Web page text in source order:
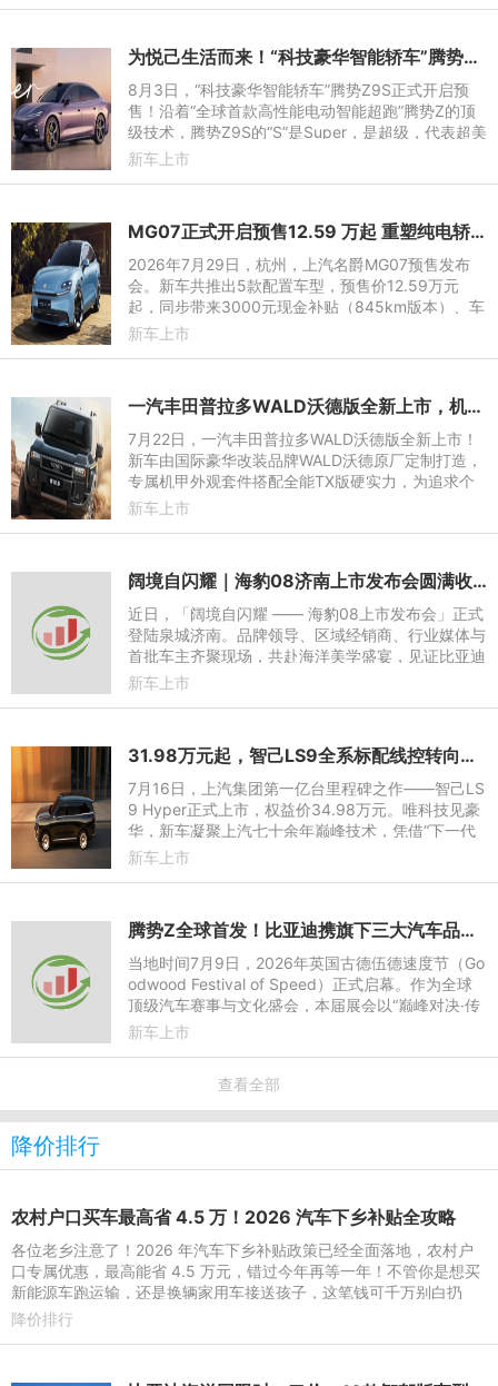
为悦己生活而来！“科技豪华智能轿车”腾势Z9S开启预售
8月3日，“科技豪华智能轿车”腾势Z9S正式开启预
售！沿着“全球首款高性能电动智能超跑”腾势Z的顶
级技术，腾势Z9S的“S”是Super，是超级，代表超美
颜值、超长续航、超强驾控和超级智能，为悦己生活
新车上市
MG07正式开启预售12.59 万起 重塑纯电轿跑市场新标杆
2026年7月29日，杭州，上汽名爵MG07预售发布
会。新车共推出5款配置车型，预售价12.59万元
起，同步带来3000元现金补贴（845km版本）、车
漆配色免费选、高阶辅助驾驶免费送等诸多小订权
新车上市
一汽丰田普拉多WALD沃德版全新上市，机甲风格，硬核来袭！
7月22日，一汽丰田普拉多WALD沃德版全新上市！
新车由国际豪华改装品牌WALD沃德原厂定制打造，
专属机甲外观套件搭配全能TX版硬实力，为追求个
性的玩家带来官方定制硬派越野新选择，官方指导价
新车上市
阔境自闪耀｜海豹08济南上市发布会圆满收官
近日，「阔境自闪耀 —— 海豹08上市发布会」正式
登陆泉城济南。品牌领导、区域经销商、行业媒体与
首批车主齐聚现场，共赴海洋美学盛宴，见证比亚迪
海豹08携全系硬核配置亮相当地市场，以舒奢空
新车上市
31.98万元起，智己LS9全系标配线控转向，智己LS9 Hyper震撼上市
7月16日，上汽集团第一亿台里程碑之作——智己LS
9 Hyper正式上市，权益价34.98万元。唯科技见豪
华，新车凝聚上汽七十余年巅峰技术，凭借“下一代
全线控数字底盘、下一代全域800V高压可油可电平
新车上市
腾势Z全球首发！比亚迪携旗下三大汽车品牌再次亮相英国古德伍德速度节
当地时间7月9日，2026年英国古德伍德速度节（Go
odwood Festival of Speed）正式启幕。作为全球
顶级汽车赛事与文化盛会，本届展会以“巅峰对决·传
奇竞速”（ The Rivals - Epic Racing Duels）为核心
新车上市
查看全部
降价排行
农村户口买车最高省 4.5 万！2026 汽车下乡补贴全攻略
各位老乡注意了！2026 年汽车下乡补贴政策已经全面落地，农村户
口专属优惠，最高能省 4.5 万元，错过今年再等一年！不管你是想买
新能源车跑运输，还是换辆家用车接送孩子，这笔钱可千万别白扔
了！一、农村户口凭啥多
降价排行